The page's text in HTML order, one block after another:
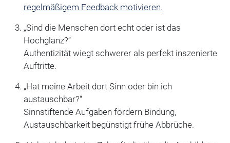
regelmäßigem Feedback motivieren.
„Sind die Menschen dort echt oder ist das
Hochglanz?“
Authentizität wiegt schwerer als perfekt inszenierte
Auftritte.
„Hat meine Arbeit dort Sinn oder bin ich
austauschbar?“
Sinnstiftende Aufgaben fördern Bindung,
Austauschbarkeit begünstigt frühe Abbrüche.